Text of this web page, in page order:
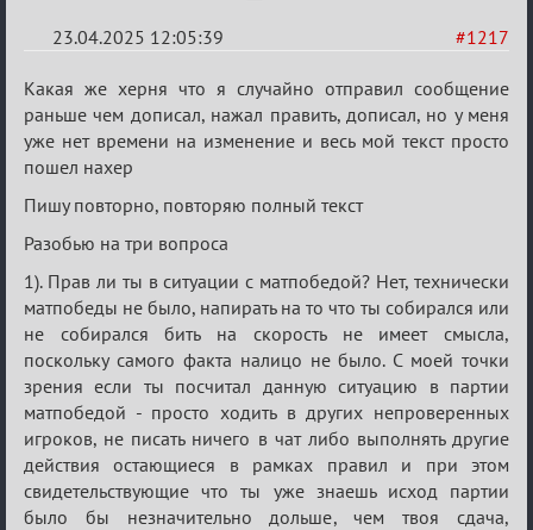
#1217
23.04.2025 12:05:39
Re:
Разговоры
о
XIX
ТПК.
Какая же херня что я случайно отправил сообщение
раньше чем дописал, нажал править, дописал, но у меня
уже нет времени на изменение и весь мой текст просто
пошел нахер
Пишу повторно, повторяю полный текст
Разобью на три вопроса
1). Прав ли ты в ситуации с матпобедой? Нет, технически
матпобеды не было, напирать на то что ты собирался или
не собирался бить на скорость не имеет смысла,
поскольку самого факта налицо не было. С моей точки
зрения если ты посчитал данную ситуацию в партии
матпобедой - просто ходить в других непроверенных
игроков, не писать ничего в чат либо выполнять другие
действия остающиеся в рамках правил и при этом
свидетельствующие что ты уже знаешь исход партии
было бы незначительно дольше, чем твоя сдача,